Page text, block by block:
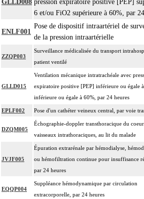
La suture d'un vaisseau inclut l'angioplastie
Le pontage artériel inclut la
Les actes sur le thorax, par thoracoscopie
intrathoracique associée, la pose de drain
Les actes sur le thorax, par thoracotomie
intrathoracique associée, la pose de drain
Les actes avec dérivation vasculaire [shunt]
inerte ou pulsée, et son ablation.
Facturation : les suppléments de
durée sous ampli de brillance (chapitre 19)
actes diagnostiques ou thérapeutiques de
GLLD008 pression expiratoire positive [PEP]
6 et/ou FiO2 supérieure à 60%, par
ENLF001
Pose de dispositif intraartériel de
de la pression intraartérielle
ZZQP003
Surveillance médicalisée du transport
patient ventilé
GLLD015
Ventilation mécanique intratrachéale avec
expiratoire positive [PEP] inférieure ou égale
inférieure ou égale à 60%, par 24 heures
EPLF002 Pose d'un cathéter veineux central, par voie
DZQM005
Échographie-doppler transthoracique du coeur
vaisseaux intrathoraciques, au lit du malade
JVJF005
Épuration extrarénale par hémodialyse,
ou hémofiltration continue pour insuffisance
par 24 heures
EQQP004
Suppléance hémodynamique par circulation
extracorporelle, par 24 heures